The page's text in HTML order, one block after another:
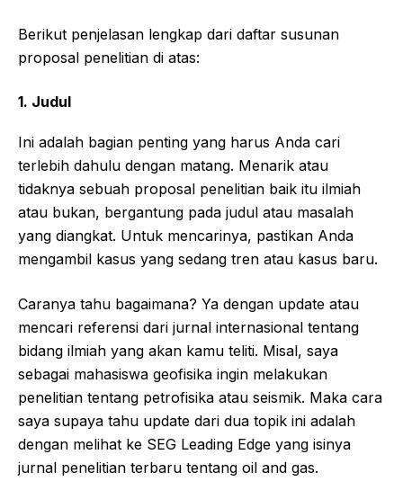
Berikut penjelasan lengkap dari daftar susunan
proposal penelitian di atas:
1. Judul
Ini adalah bagian penting yang harus Anda cari
terlebih dahulu dengan matang. Menarik atau
tidaknya sebuah proposal penelitian baik itu ilmiah
atau bukan, bergantung pada judul atau masalah
yang diangkat. Untuk mencarinya, pastikan Anda
mengambil kasus yang sedang tren atau kasus baru.
Caranya tahu bagaimana? Ya dengan update atau
mencari referensi dari jurnal internasional tentang
bidang ilmiah yang akan kamu teliti. Misal, saya
sebagai mahasiswa geofisika ingin melakukan
penelitian tentang petrofisika atau seismik. Maka cara
saya supaya tahu update dari dua topik ini adalah
dengan melihat ke SEG Leading Edge yang isinya
jurnal penelitian terbaru tentang oil and gas.